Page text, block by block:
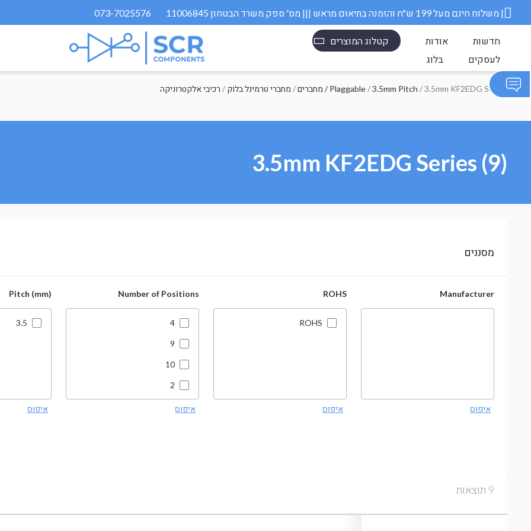
073-7025576 משלוח חינם מעל 199 ש״ח והזמנה בתיאום מראש ||| מס' ספק משרד הבטחון 11006845 |
קטלוג המוצרים אודות
חדשות
בלוג
לעסקים
רכיבי אלקטרוניקה / מחברי טרמינל בלוק / מחברים / Plaggable/3.5mm Pitch / 3.5mm KF2EDG Series
3.5mm KF2EDG Series (9)
מסננים
Manufacturer
איפוס
ROHS
ROHS
איפוס
Number of Positions
4
9
10
2
איפוס
Pitch (mm)
3.5
איפוס
9 תוצאות